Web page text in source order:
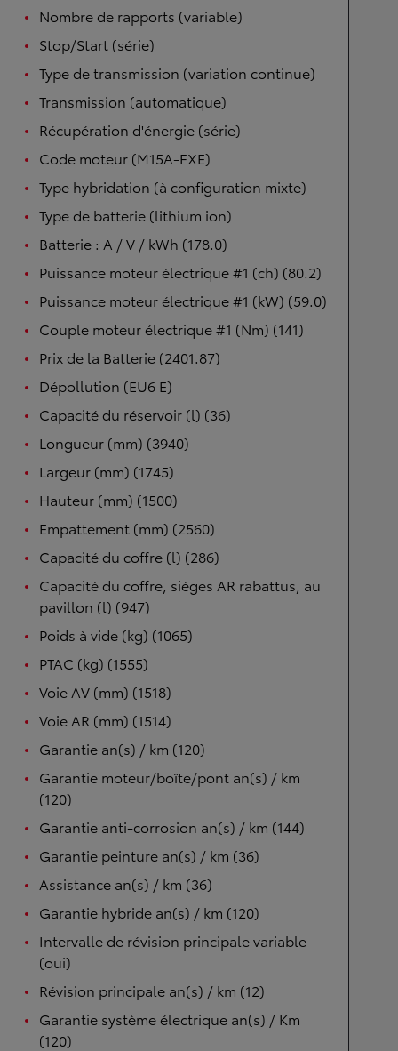
Nombre de rapports (variable)
Stop/Start (série)
Type de transmission (variation continue)
Transmission (automatique)
Récupération d'énergie (série)
Code moteur (M15A-FXE)
Type hybridation (à configuration mixte)
Type de batterie (lithium ion)
Batterie : A / V / kWh (178.0)
Puissance moteur électrique #1 (ch) (80.2)
Puissance moteur électrique #1 (kW) (59.0)
Couple moteur électrique #1 (Nm) (141)
Prix de la Batterie (2401.87)
Dépollution (EU6 E)
Capacité du réservoir (l) (36)
Longueur (mm) (3940)
Largeur (mm) (1745)
Hauteur (mm) (1500)
Empattement (mm) (2560)
Capacité du coffre (l) (286)
Capacité du coffre, sièges AR rabattus, au
pavillon (l) (947)
Poids à vide (kg) (1065)
PTAC (kg) (1555)
Voie AV (mm) (1518)
Voie AR (mm) (1514)
Garantie an(s) / km (120)
Garantie moteur/boîte/pont an(s) / km
(120)
Garantie anti-corrosion an(s) / km (144)
Garantie peinture an(s) / km (36)
Assistance an(s) / km (36)
Garantie hybride an(s) / km (120)
Intervalle de révision principale variable
(oui)
Révision principale an(s) / km (12)
Garantie système électrique an(s) / Km
(120)